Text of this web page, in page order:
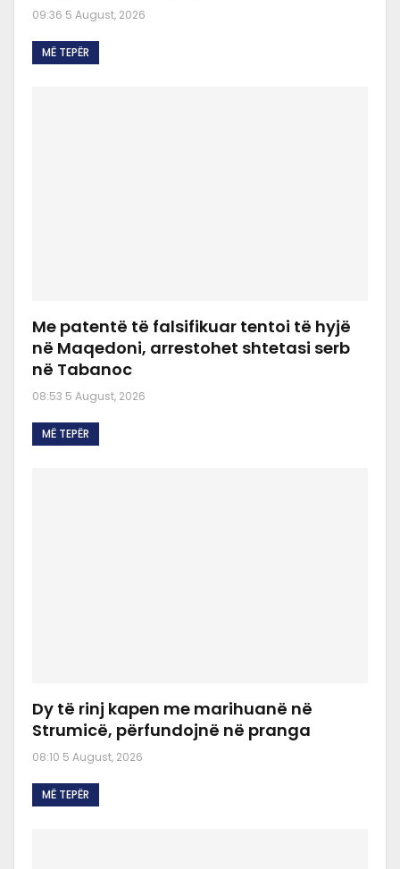
09:36 5 August, 2026
MË TEPËR
Me patentë të falsifikuar tentoi të hyjë
në Maqedoni, arrestohet shtetasi serb
në Tabanoc
08:53 5 August, 2026
MË TEPËR
Dy të rinj kapen me marihuanë në
Strumicë, përfundojnë në pranga
08:10 5 August, 2026
MË TEPËR